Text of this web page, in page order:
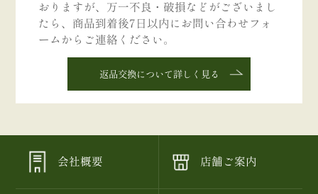
おりますが、万一不良・破損などがございまし
たら、商品到着後7日以内にお問い合わせフォ
ームからご連絡ください。
返品交換について詳しく見る
会社概要 店舗ご案内